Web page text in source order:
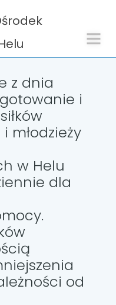
z dnia
i
młodzieży
w Helu
dla
od